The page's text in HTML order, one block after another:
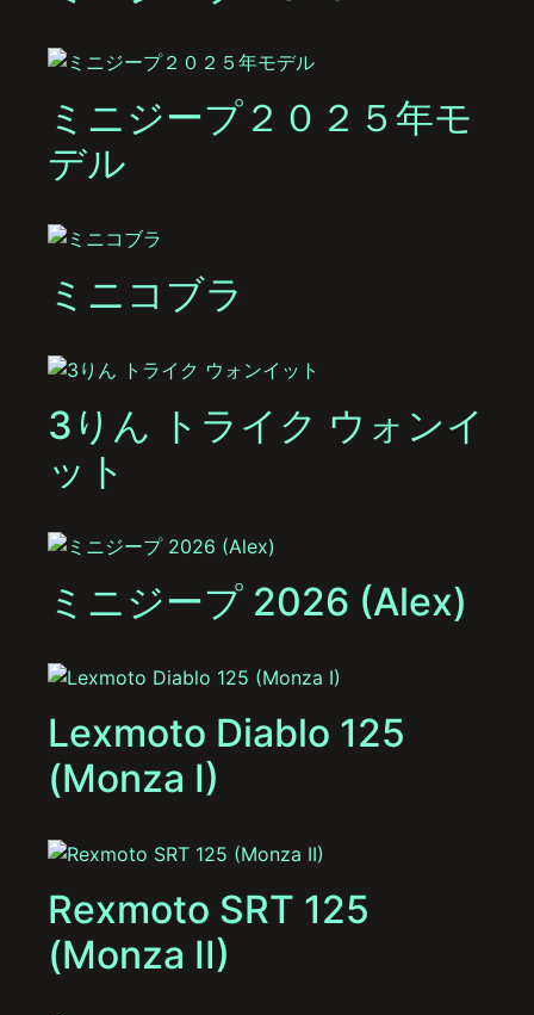
ミニジープ２０２５年モ
デル
ミニコブラ
3りん トライク ウォンイ
ット
ミニジープ 2026 (Alex)
Lexmoto Diablo 125
(Monza I)
Rexmoto SRT 125
(Monza II)